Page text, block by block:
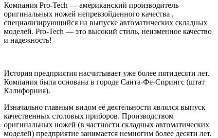
Компания Pro-Tech — американский производитель
оригинальных ножей непревзойденного качества ,
специализирующийся на выпуске автоматических складных
моделей. Pro-Tech — это высокий стиль, неизменное качество
и надежность!
История предприятия насчитывает уже более пятидесяти лет.
Компания была основана в городе Санта-Фе-Спрингс (штат
Калифорния).
Изначально главным видом её деятельности являлся выпуск
качественных столовых приборов. Производством
оригинальных ножей (в частности складных автоматических
моделей) предприятие занимается немногим более десяти лет.